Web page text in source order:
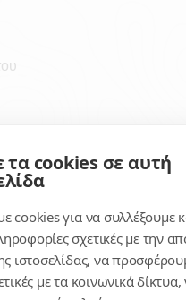
τα cookies σε αυτή
cookies για να συλλέξουμε
σχετικές με την
ιστοσελίδας, να
με τα κοινωνικά δίκτυα,